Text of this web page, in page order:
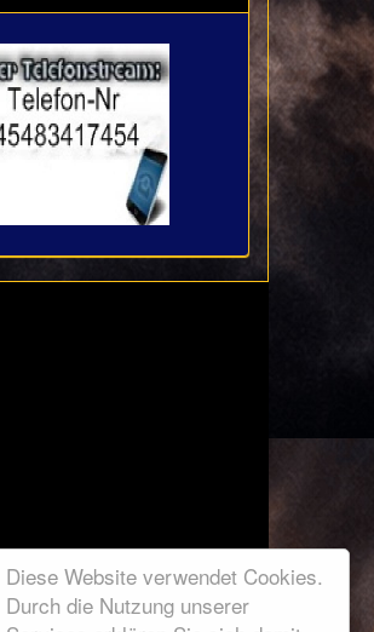
Diese Website verwendet Cookies.
Durch die Nutzung unserer